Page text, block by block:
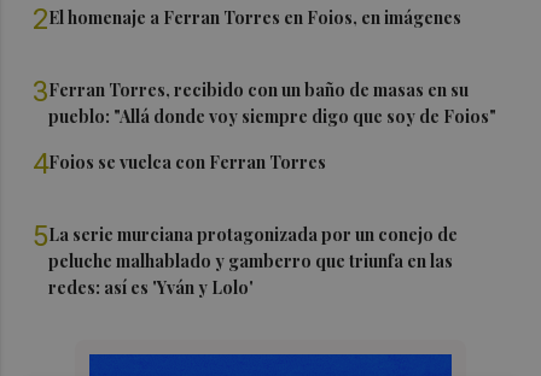
2El homenaje a Ferran Torres en Foios, en imágenes
3Ferran Torres, recibido con un baño de masas en su
pueblo: "Allá donde voy siempre digo que soy de Foios"
4Foios se vuelca con Ferran Torres
5La serie murciana protagonizada por un conejo de
peluche malhablado y gamberro que triunfa en las
redes: así es 'Yván y Lolo'